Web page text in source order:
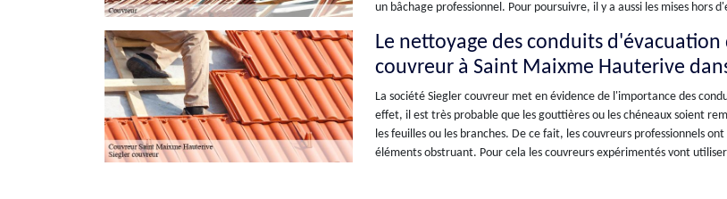
un bâchage professionnel. Pour poursuivre, il y a aussi les mises hors
Le nettoyage des conduits
couvreur à Saint Maixme Hauterive
La société Siegler couvreur met en évidence de l'importance des
effet, il est très probable que les gouttières ou les chéneaux soient
les feuilles ou les branches. De ce fait, les couvreurs professionnels
éléments obstruant. Pour cela les couvreurs expérimentés vont